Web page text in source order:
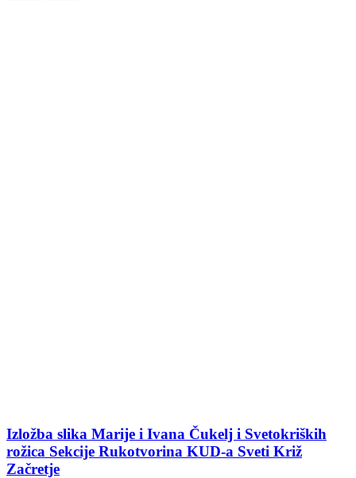
Izložba slika Marije i Ivana Čukelj i Svetokriških
rožica Sekcije Rukotvorina KUD-a Sveti Križ
Začretje